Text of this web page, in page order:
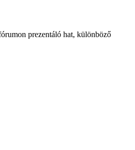
prezentáló hat, különböző